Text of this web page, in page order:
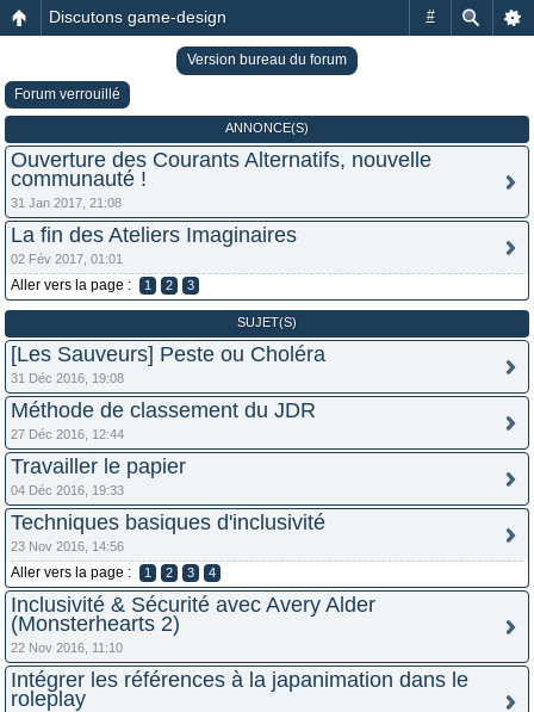
#
Discutons game-design
Version bureau du forum
Forum verrouillé
ANNONCE(S)
Ouverture des Courants Alternatifs, nouvelle
communauté !
31 Jan 2017, 21:08
La fin des Ateliers Imaginaires
02 Fév 2017, 01:01
Aller vers la page : 1 2 3
SUJET(S)
[Les Sauveurs] Peste ou Choléra
31 Déc 2016, 19:08
Méthode de classement du JDR
27 Déc 2016, 12:44
Travailler le papier
04 Déc 2016, 19:33
Techniques basiques d'inclusivité
23 Nov 2016, 14:56
Aller vers la page : 1 2 3 4
Inclusivité & Sécurité avec Avery Alder
(Monsterhearts 2)
22 Nov 2016, 11:10
Intégrer les références à la japanimation dans le
roleplay